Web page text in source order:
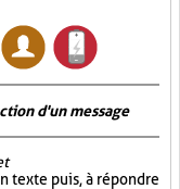
d'un message
texte puis, à répondre